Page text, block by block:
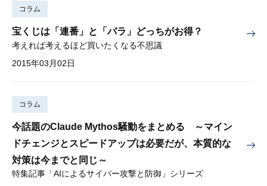
コラム
宝くじは「連番」と「バラ」どっちがお得？
考えれば考えるほど買いたくなる不思議
2015年03月02日
コラム
今話題のClaude Mythos騒動をまとめる ～マイン
ドチェンジとスピードアップは必要だが、本質的な
対策は今までと同じ～
特集記事「AIによるサイバー攻撃と防御」シリーズ